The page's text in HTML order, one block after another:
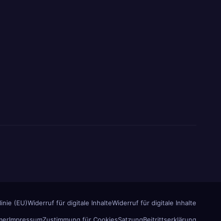
(EU)Widerruf für digitale InhalteWiderruf für digitale Inhalte